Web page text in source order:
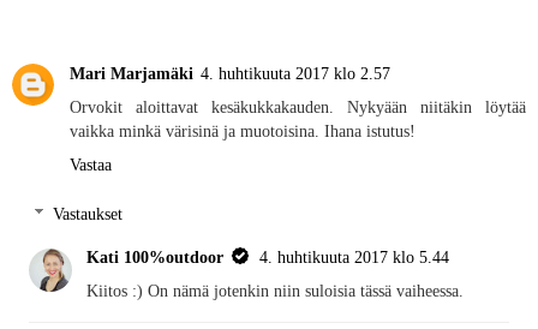
Mari Marjamäki 4. huhtikuuta 2017 klo 2.57
Orvokit aloittavat kesäkukkakauden. Nykyään niitäkin löytää
vaikka minkä värisinä ja muotoisina. Ihana istutus!
Vastaa
Vastaukset
Kati 100%outdoor
4. huhtikuuta 2017 klo 5.44
Kiitos :) On nämä jotenkin niin suloisia tässä vaiheessa.